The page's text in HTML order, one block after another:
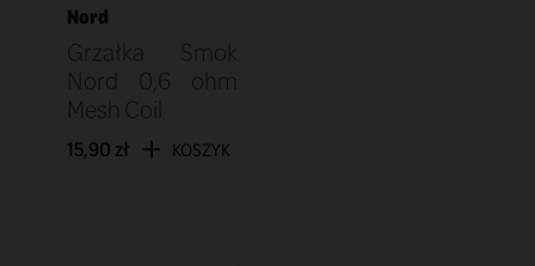
Nord
Grzałka Smok
Nord 0,6 ohm
Mesh Coil
15,90 zł KOSZYK